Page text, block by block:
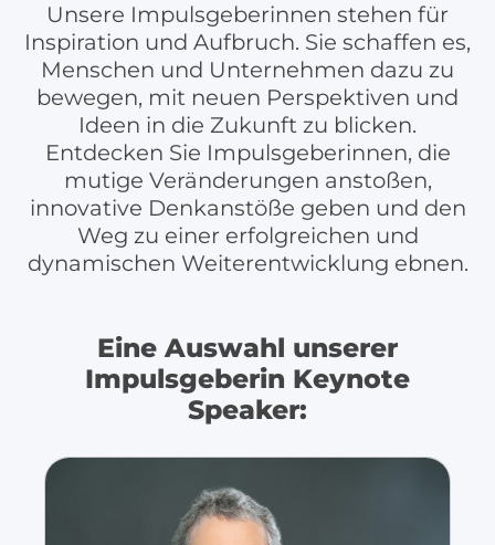
Unsere Impulsgeberinnen stehen für
Inspiration und Aufbruch. Sie schaffen es,
Menschen und Unternehmen dazu zu
bewegen, mit neuen Perspektiven und
Ideen in die Zukunft zu blicken.
Entdecken Sie Impulsgeberinnen, die
mutige Veränderungen anstoßen,
innovative Denkanstöße geben und den
Weg zu einer erfolgreichen und
dynamischen Weiterentwicklung ebnen.
Eine Auswahl unserer
Impulsgeberin Keynote
Speaker: